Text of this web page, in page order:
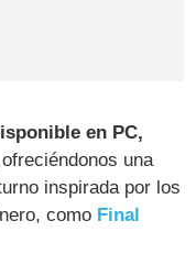
en PC,
una
inspirada por los
como Final